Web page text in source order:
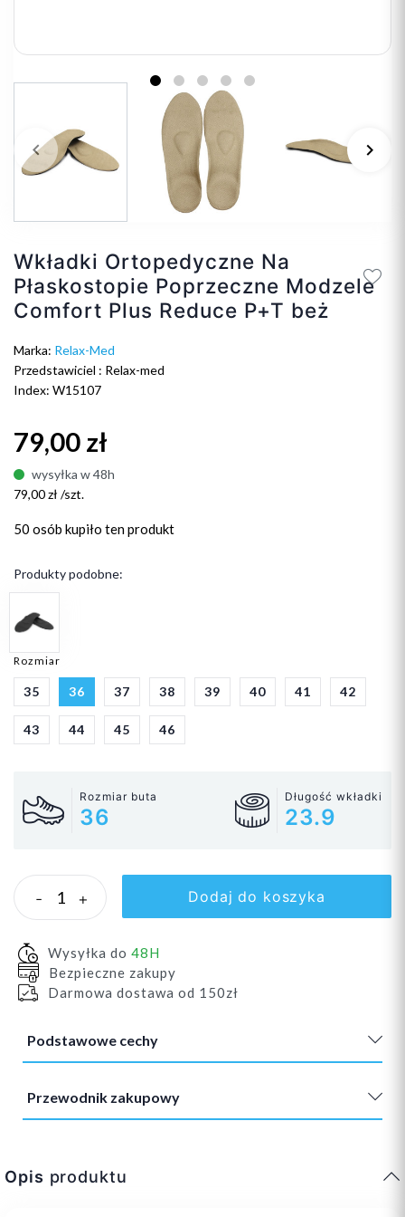
Poprzedni
keyboard_arrow_left keyboard_arrow_right
Wkładki Ortopedyczne Na
Płaskostopie Poprzeczne Modzele
Comfort Plus Reduce P+T beż
Marka: Relax-Med
Przedstawiciel : Relax-med
Index: W15107
79,00 zł
wysyłka w 48h
79,00 zł /szt.
50 osób kupiło ten produkt
Produkty podobne:
Rozmiar
35 36 37 38 39 40 41 42
43 44 45 46
Rozmiar buta
36
Długość wkładki
23.9
- + Dodaj do koszyka
Wysyłka do 48H
Bezpieczne zakupy
Darmowa dostawa od 150zł
Podstawowe cechy
Przewodnik zakupowy
Opis produktu